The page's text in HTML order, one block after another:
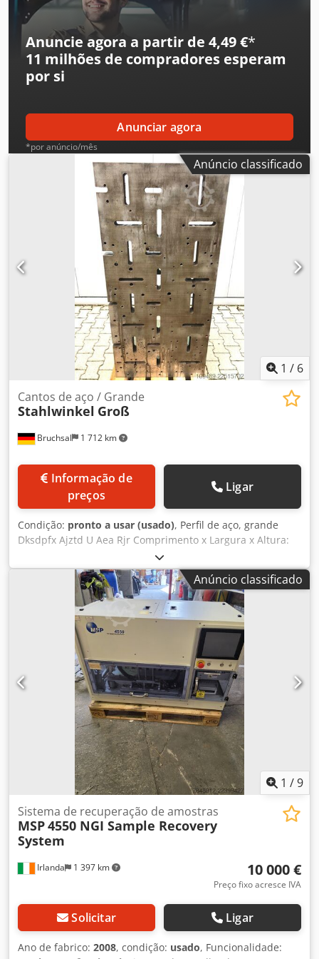
Anuncie agora a partir de 4,49 €*
11 milhões de compradores esperam
por si
Anunciar agora
*por anúncio/mês
Anúncio classificado
1 / 6
Bruchsal 1 712 km
Cantos de aço / Grande
Stahlwinkel Groß
preços
Ligar
Condição: pronto a usar (usado), Perfil de aço, grande
Dksdpfx Ajztd U Aea Rjr Comprimento x Largura x Altura:
720 mm x 650 mm x 1550 mm Espessura: 65 mm Peso: 630
kg
Anúncio classificado
1 /9
Irlanda 1 397 km
Sistema de recuperação de amostras
MSP4550 NGI Sample Recovery
System
10 000 €
Preço fixo acresce IVA
Solicitar Ligar
Ano de fabrico: 2008, condição: usado, Funcionalidade: